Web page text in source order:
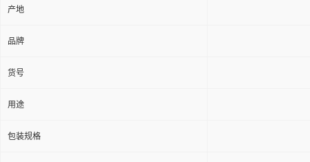
产地
品牌
货号
用途
包装规格